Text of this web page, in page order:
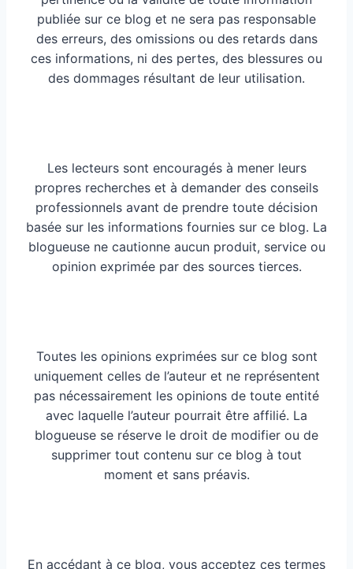
publiée sur ce blog et ne sera pas responsable
des erreurs, des omissions ou des retards dans
ces informations, ni des pertes, des blessures ou
des dommages résultant de leur utilisation.
Les lecteurs sont encouragés à mener leurs
propres recherches et à demander des conseils
professionnels avant de prendre toute décision
basée sur les informations fournies sur ce blog. La
blogueuse ne cautionne aucun produit, service ou
opinion exprimée par des sources tierces.
Toutes les opinions exprimées sur ce blog sont
uniquement celles de l’auteur et ne représentent
pas nécessairement les opinions de toute entité
avec laquelle l’auteur pourrait être affilié. La
blogueuse se réserve le droit de modifier ou de
supprimer tout contenu sur ce blog à tout
moment et sans préavis.
En accédant à ce blog, vous acceptez ces termes